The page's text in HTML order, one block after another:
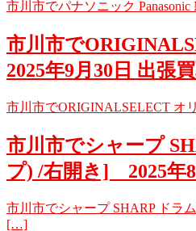
市川市でパナソニック
市川市で
2025年9月30日 出張
市川市でORIGINALSELECT オ
市川市でシャープ
プ) /右開き] 2025年
市川市でシャープ SHARP ドラ
[…]